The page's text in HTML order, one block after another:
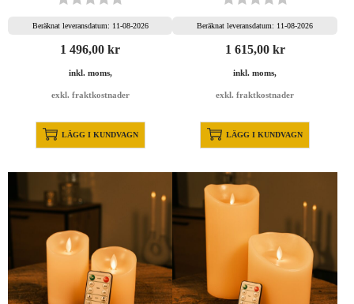
Beräknat leveransdatum: 11-08-2026
1 496,00kr
inkl. moms,
exkl. fraktkostnader
LÄGG I KUNDVAGN
Beräknat leveransdatum: 11-08-2026
1 615,00 kr
inkl. moms,
exkl. fraktkostnader
LÄGG I KUNDVAGN